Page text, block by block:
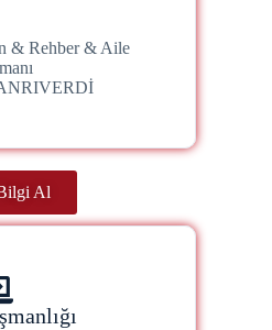
& Rehber & Aile
Al